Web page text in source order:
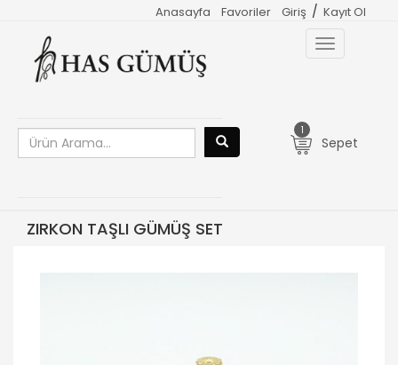
Giriş / Kayıt Ol
Favoriler
Anasayfa
Toggle
navigation
1
Sepet
ZIRKON TAŞLI GÜMÜŞ SET